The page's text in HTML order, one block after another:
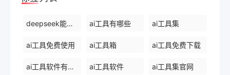
deepseek能干什么 ai工具有哪些 ai工具集
ai工具免费使用 ai工具箱 ai工具免费下载
ai工具软件有哪些 ai工具软件 ai工具集官网